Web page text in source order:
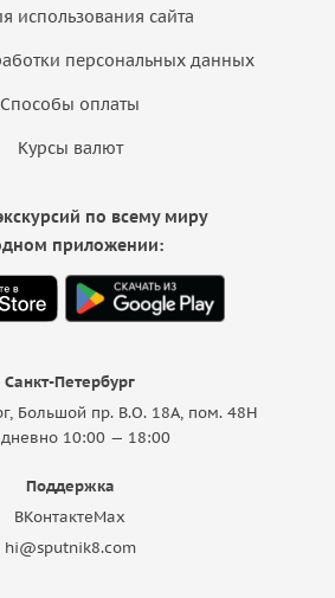
использования сайта
персональных данных
Способы оплаты
Курсы валют
Санкт-Петербург
Большой пр. В.О. 18A, пом. 48Н
10:00 — 18:00
Поддержка
ВКонтактеMax
hi@sputnik8.com
по всему миру
приложении: